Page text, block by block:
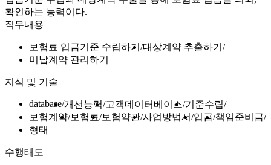
확인하는 능력이다.
직무내용
보험료 입금기준 수립하기
대상계약 추출하기
미납계약 관리하기
지식 및 기술
database 개선능력 고객데이터베이스 기준수립
보험계약 보험료 보험약관 사업방법서 입금 책임준비금
형태
수행태도